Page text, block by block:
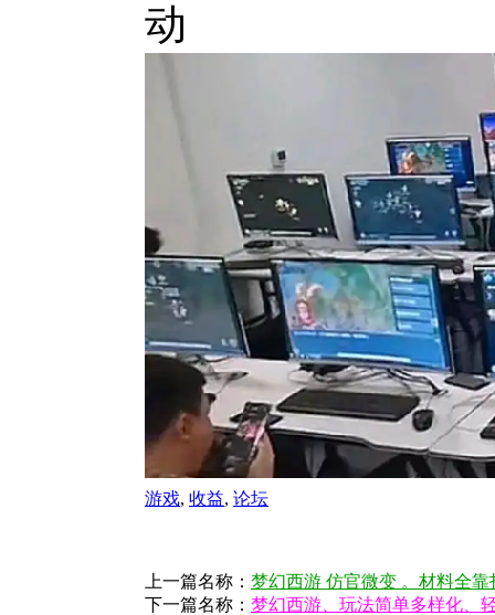
动
游戏, 收益, 论坛
上一篇名称： 梦幻西游 仿官微变 。材料全
下一篇名称： 梦幻西游、玩法简单多样化、